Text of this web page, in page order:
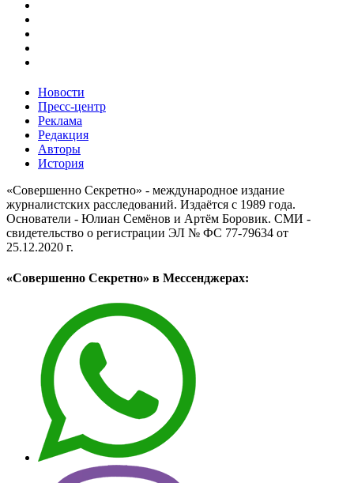
Новости
Пресс-центр
Реклама
Редакция
Авторы
История
«Совершенно Секретно» - международное издание
журналистских расследований. Издаётся с 1989 года.
Основатели - Юлиан Семёнов и Артём Боровик. CМИ -
свидетельство о регистрации ЭЛ № ФС 77-79634 от
25.12.2020 г.
«Совершенно Секретно» в Мессенджерах: